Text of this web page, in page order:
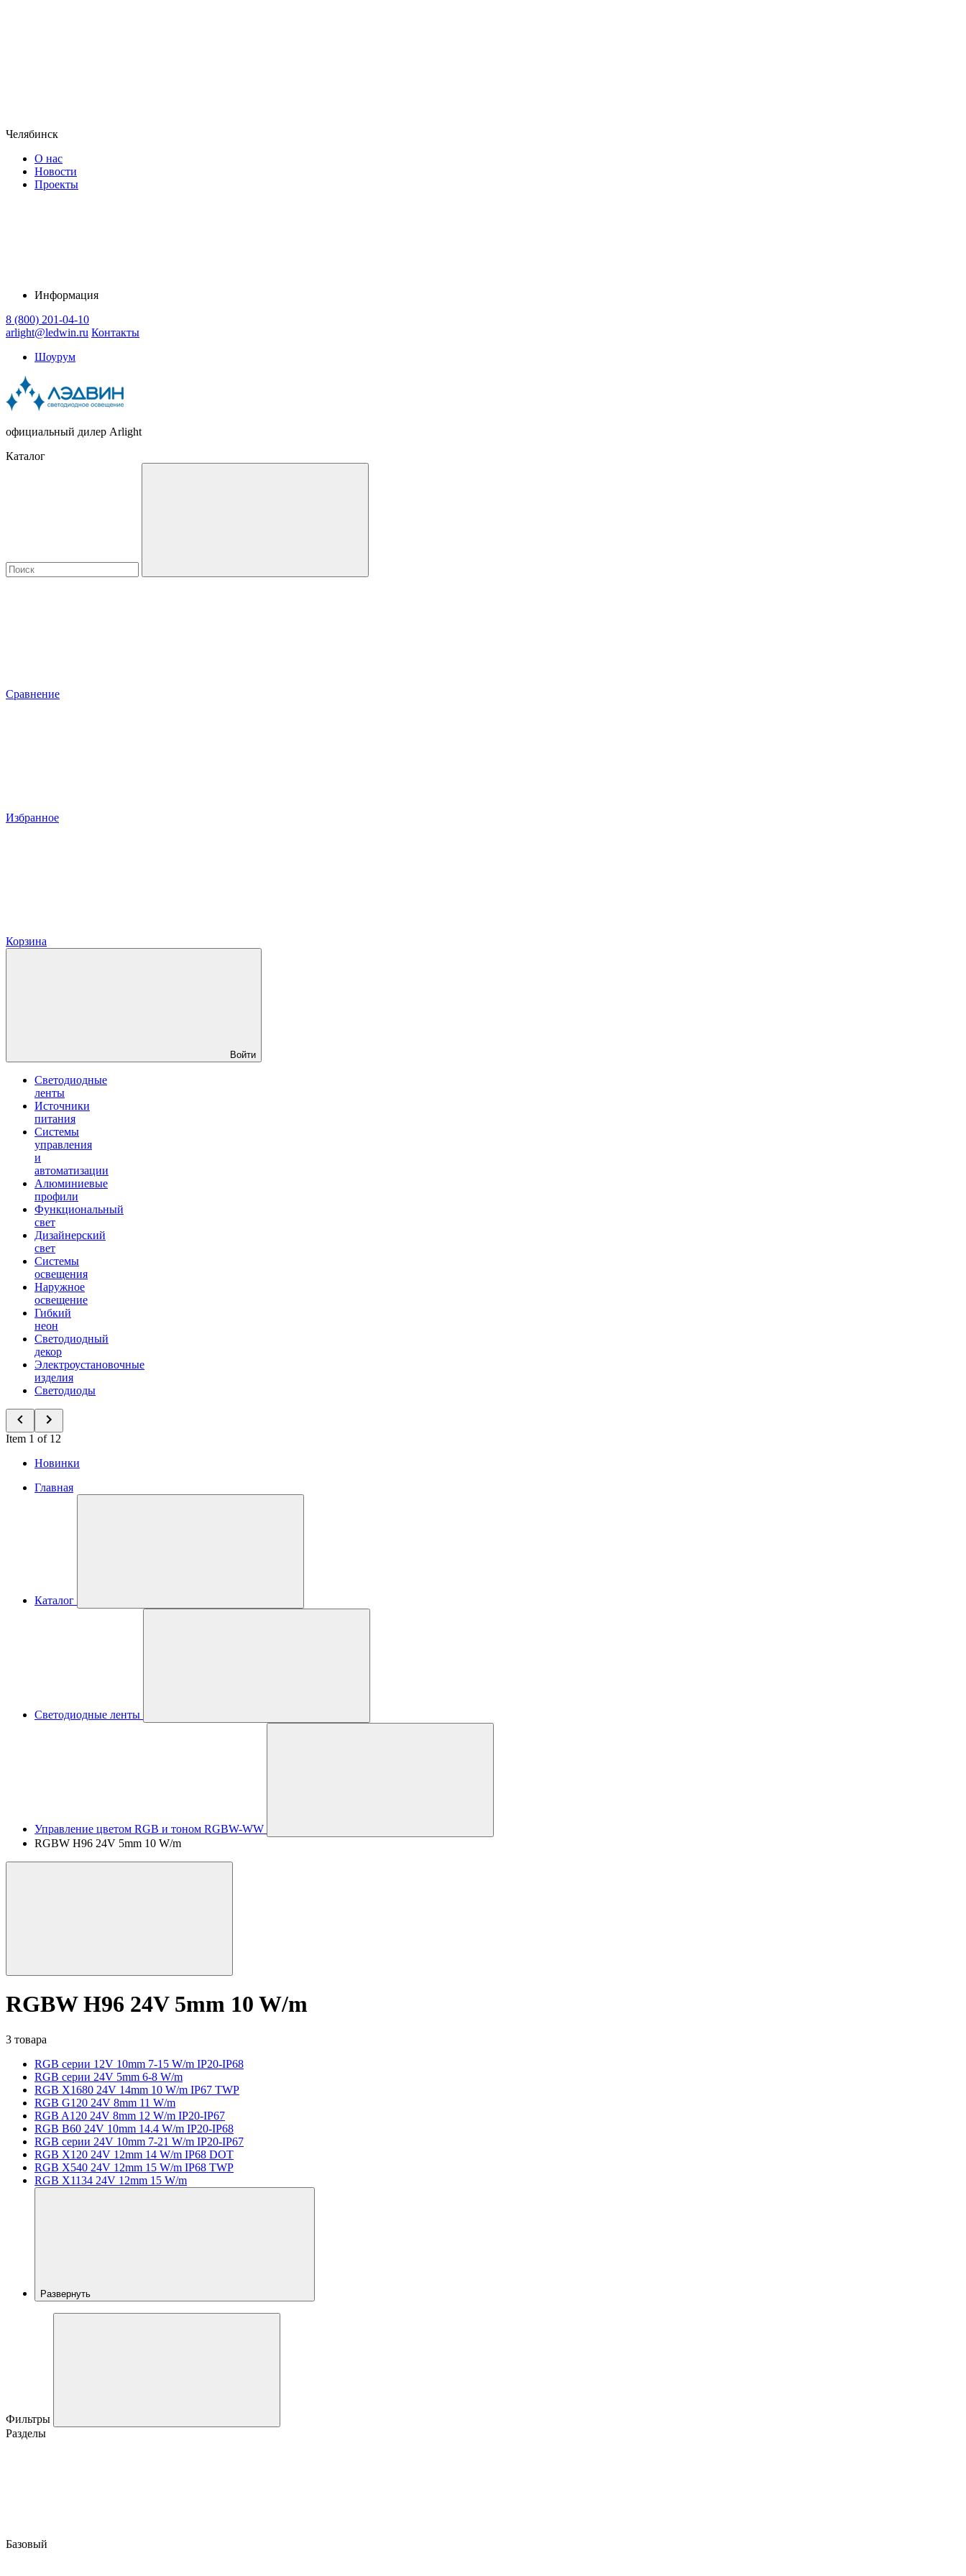
Челябинск
О нас
Новости
Проекты
Информация
8 (800) 201-04-10
arlight@ledwin.ru Контакты
Шоурум
официальный дилер Arlight
Каталог
Сравнение
Избранное
Корзина
Войти
Светодиодные
ленты
Источники
питания
Системы
управления
и
автоматизации
Алюминиевые
профили
Функциональный
свет
Дизайнерский
свет
Системы
освещения
Наружное
освещение
Гибкий
неон
Светодиодный
декор
Электроустановочные
изделия
Светодиоды
Item 1 of 12
Новинки
Главная
Каталог
Светодиодные ленты
Управление цветом RGB и тоном RGBW-WW
RGBW H96 24V 5mm 10 W/m
RGBW H96 24V 5mm 10 W/m
3 товара
RGB серии 12V 10mm 7-15 W/m IP20-IP68
RGB серии 24V 5mm 6-8 W/m
RGB X1680 24V 14mm 10 W/m IP67 TWP
RGB G120 24V 8mm 11 W/m
RGB A120 24V 8mm 12 W/m IP20-IP67
RGB B60 24V 10mm 14.4 W/m IP20-IP68
RGB серии 24V 10mm 7-21 W/m IP20-IP67
RGB X120 24V 12mm 14 W/m IP68 DOT
RGB X540 24V 12mm 15 W/m IP68 TWP
RGB X1134 24V 12mm 15 W/m
Развернуть
Фильтры
Разделы
Базовый